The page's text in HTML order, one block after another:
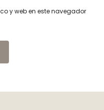
y web en este navegador